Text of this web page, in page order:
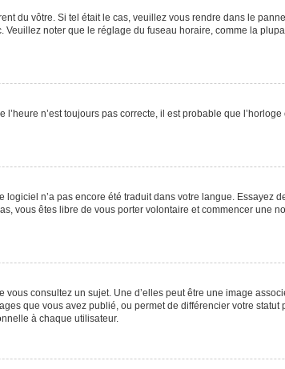
du vôtre. Si tel était le cas, veuillez vous rendre dans le
noter que le réglage du fuseau horaire, comme la
n’est toujours pas correcte, il est probable que
n’a pas encore été traduit dans votre langue. Essayez
vous êtes libre de vous porter volontaire et commencer une
consultez un sujet. Une d’elles peut être une image
que vous avez publié, ou permet de différencier votre
à chaque utilisateur.